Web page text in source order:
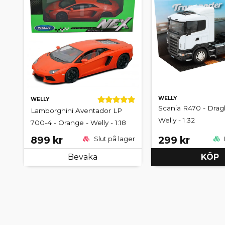
WELLY
Lamborghini Aventador LP
700-4 - Orange - Welly - 1:18
899 kr Slut på lager
Bevaka
WELLY
Scania R470 -
Welly - 1:32
299 kr
KÖP